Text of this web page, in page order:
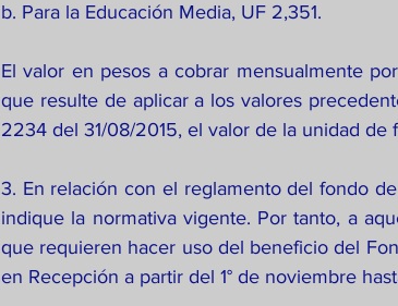
b. Para la Educación Media, UF 2,351.
El valor en pesos a cobrar mensualmente
que resulte de aplicar a los valores
2234 del 31/08/2015, el valor de la unidad de
3. En relación con el reglamento del fondo
indique la normativa vigente. Por tanto, a
que requieren hacer uso del beneficio del
en Recepción a partir del 1° de noviembre